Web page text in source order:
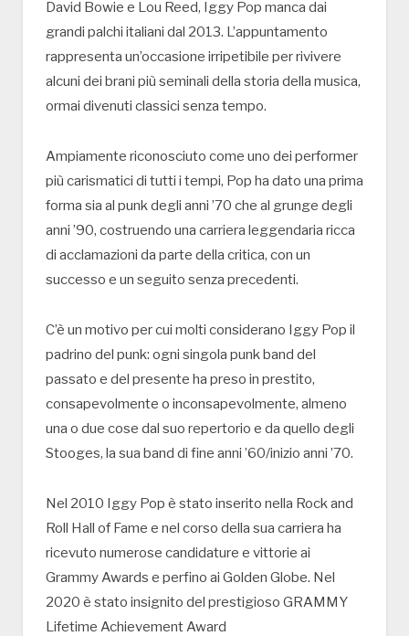
David Bowie e Lou Reed, Iggy Pop manca dai
grandi palchi italiani dal 2013. L’appuntamento
rappresenta un’occasione irripetibile per rivivere
alcuni dei brani più seminali della storia della musica,
ormai divenuti classici senza tempo.
Ampiamente riconosciuto come uno dei performer
più carismatici di tutti i tempi, Pop ha dato una prima
forma sia al punk degli anni ’70 che al grunge degli
anni ’90, costruendo una carriera leggendaria ricca
di acclamazioni da parte della critica, con un
successo e un seguito senza precedenti.
C’è un motivo per cui molti considerano Iggy Pop il
padrino del punk: ogni singola punk band del
passato e del presente ha preso in prestito,
consapevolmente o inconsapevolmente, almeno
una o due cose dal suo repertorio e da quello degli
Stooges, la sua band di fine anni ’60/inizio anni ’70.
Nel 2010 Iggy Pop è stato inserito nella Rock and
Roll Hall of Fame e nel corso della sua carriera ha
ricevuto numerose candidature e vittorie ai
Grammy Awards e perfino ai Golden Globe. Nel
2020 è stato insignito del prestigioso GRAMMY
Lifetime Achievement Award